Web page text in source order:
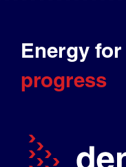
Energy for
progress